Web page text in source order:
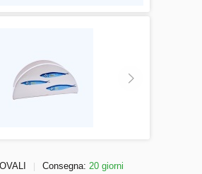
Consegna: 20 giorni